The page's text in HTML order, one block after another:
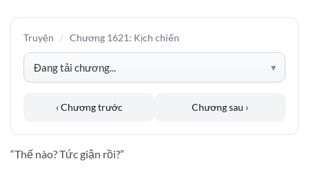
Truyện / Chương 1621: Kịch chiến
‹ Chương trước Chương sau ›
“Thế nào? Tức giận rồi?”